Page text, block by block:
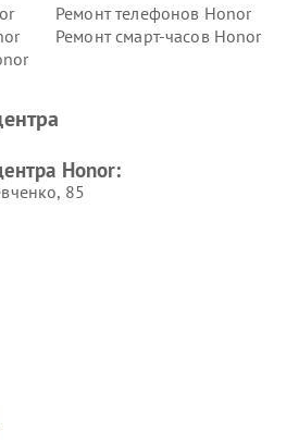
Ремонт телефонов Honor
Ремонт смарт-часов Honor
Honor:
85